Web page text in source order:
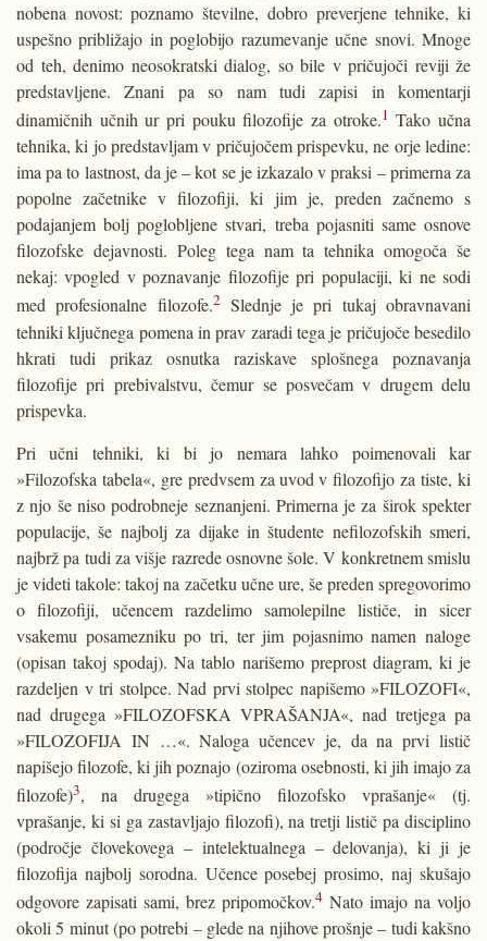
nobena novost: poznamo številne, dobro preverjene tehnike, ki
uspešno približajo in poglobijo razumevanje učne snovi. Mnoge
od teh, denimo neosokratski dialog, so bile v pričujoči reviji že
predstavljene. Znani pa so nam tudi zapisi in komentarji
dinamičnih učnih ur pri pouku filozofije za otroke.1 Tako učna
tehnika, ki jo predstavljam v pričujočem prispevku, ne orje ledine:
ima pa to lastnost, da je – kot se je izkazalo v praksi – primerna za
popolne začetnike v filozofiji, ki jim je, preden začnemo s
podajanjem bolj poglobljene stvari, treba pojasniti same osnove
filozofske dejavnosti. Poleg tega nam ta tehnika omogoča še
nekaj: vpogled v poznavanje filozofije pri populaciji, ki ne sodi
med profesionalne filozofe.2Slednje je pri tukaj obravnavani
tehniki ključnega pomena in prav zaradi tega je pričujoče besedilo
hkrati tudi prikaz osnutka raziskave splošnega poznavanja
filozofije pri prebivalstvu, čemur se posvečam v drugem delu
prispevka.
Pri učni tehniki, ki bi jo nemara lahko poimenovali kar
»Filozofska tabela«, gre predvsem za uvod v filozofijo za tiste, ki
z njo še niso podrobneje seznanjeni. Primerna je za širok spekter
populacije, še najbolj za dijake in študente nefilozofskih smeri,
najbrž pa tudi za višje razrede osnovne šole. V konkretnem smislu
je videti takole: takoj na začetku učne ure, še preden spregovorimo
o filozofiji, učencem razdelimo samolepilne lističe, in sicer
vsakemu posamezniku po tri, ter jim pojasnimo namen naloge
(opisan takoj spodaj). Na tablo narišemo preprost diagram, ki je
razdeljen v tri stolpce. Nad prvi stolpec napišemo »FILOZOFI«,
nad drugega »FILOZOFSKA VPRAŠANJA«, nad tretjega pa
»FILOZOFIJA IN …«. Naloga učencev je, da na prvi listič
napišejo filozofe, ki jih poznajo (oziroma osebnosti, ki jih imajo za
filozofe)3, na drugega »tipično filozofsko vprašanje« (tj.
vprašanje, ki si ga zastavljajo filozofi), na tretji listič pa disciplino
(področje človekovega – intelektualnega – delovanja), ki ji je
filozofija najbolj sorodna. Učence posebej prosimo, naj skušajo
odgovore zapisati sami, brez pripomočkov.4 Nato imajo na voljo
okoli 5 minut (po potrebi – glede na njihove prošnje – tudi kakšno